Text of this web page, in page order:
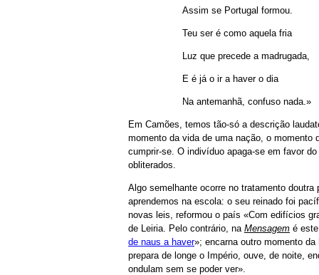
Assim se Portugal formou.
Teu ser é como aquela fria
Luz que precede a madrugada,
E é já o ir a haver o dia
Na antemanhã, confuso nada.»
Em Camões, temos tão-só a descrição
momento da vida de uma nação, o momento
cumprir-se. O indivíduo apaga-se em favor
obliterados.
Algo semelhante ocorre no tratamento
aprendemos na escola: o seu reinado foi
novas leis, reformou o país «Com edifícios
de Leiria. Pelo contrário, na Mensagem é
de naus a haver»; encarna outro momento
prepara de longe o Império, ouve, de noite,
ondulam sem se poder ver».